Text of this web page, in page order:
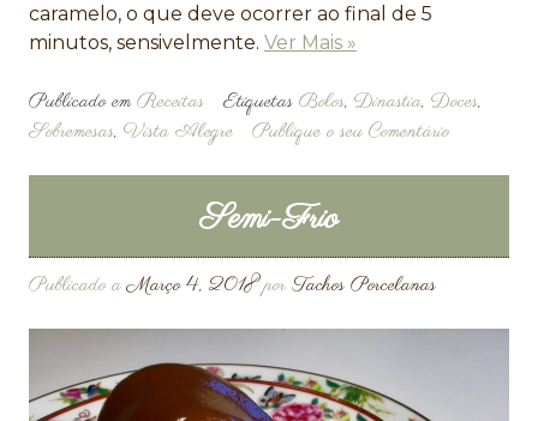
caramelo, o que deve ocorrer ao final de 5
minutos, sensivelmente. Ver Mais »
Publicado emReceitas Etiquetas Bolos, Dinastia, Doces,
Sobremesas, Vista Alegre Publique o seu Comentário
Semi-Frio
Publicado aMarço 4, 2018por Tachos Porcelanas